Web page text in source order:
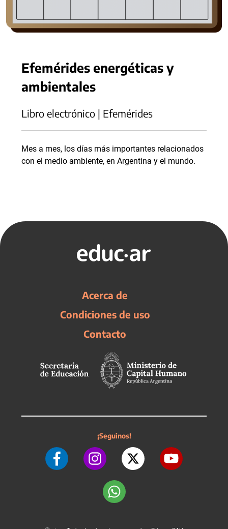
Efemérides energéticas y
ambientales
Libro electrónico | Efemérides
Mes a mes, los días más importantes relacionados
con el medio ambiente, en Argentina y el mundo.
Acerca de
Condiciones de uso
Contacto
¡Seguinos!